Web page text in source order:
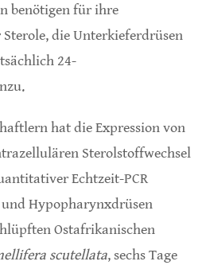
benötigen für ihre
die Unterkieferdrüsen
24-
hat die Expression von
Sterolstoffwechsel
Echtzeit-PCR
Hypopharynxdrüsen
Ostafrikanischen
scutellata, sechs Tage